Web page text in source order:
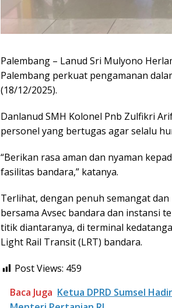
Palembang – Lanud Sri Mulyono
Palembang perkuat pengamanan
(18/12/2025).
Danlanud SMH Kolonel Pnb Zulfikri
personel yang bertugas agar selalu
“Berikan rasa aman dan nyaman
fasilitas bandara,” katanya.
Terlihat, dengan penuh semangat
bersama Avsec bandara dan instansi
titik diantaranya, di terminal
Light Rail Transit (LRT) bandara.
Post Views: 459
Baca Juga Ketua DPRD Sumsel